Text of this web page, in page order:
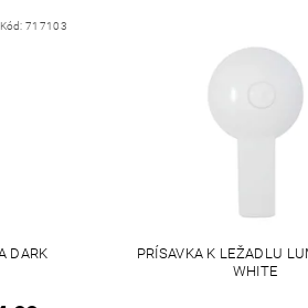
Kód:717103
DARK
PRÍSAVKA K LEŽADLU
WHITE